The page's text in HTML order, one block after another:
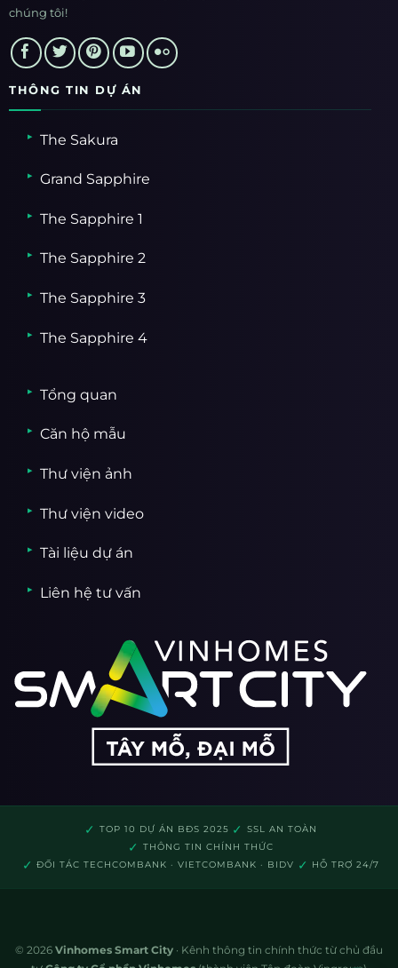
chúng tôi!
THÔNG TIN DỰ ÁN
The Sakura
Grand Sapphire
The Sapphire 1
The Sapphire 2
The Sapphire 3
The Sapphire 4
Tổng quan
Căn hộ mẫu
Thư viện ảnh
Thư viện video
Tài liệu dự án
Liên hệ tư vấn
✓ TOP 10 DỰ ÁN BĐS 2025 ✓ SSL AN TOÀN
✓ THÔNG TIN CHÍNH THỨC
✓ ĐỐI TÁC TECHCOMBANK · VIETCOMBANK · BIDV ✓ HỖ TRỢ 24/7
© 2026 Vinhomes Smart City · Kênh thông tin chính thức từ chủ đầu